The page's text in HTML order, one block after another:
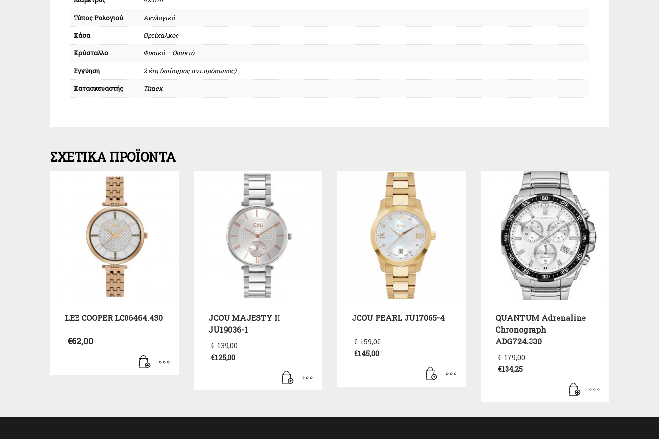
Τύπος Ρολογιού
Αναλογικό
Κάσα
Ορείχαλκος
Κρύσταλλο
Φυσικό – Ορυκτό
Εγγύηση
2 έτη (επίσημος αντιπρόσωπος)
Κατασκευαστής
Timex
ΣΧΕΤΙΚΆ ΠΡΟΪΌΝΤΑ
LEE COOPER LC06464.430
€62,00
JCOU MAJESTY II
JU19036-1
€ 139,00
€125,00
JCOU PEARL JU17065-4
€ 159,00
€145,00
QUANTUM Adrenaline
Chronograph
ADG724.330
€ 179,00
€134,25